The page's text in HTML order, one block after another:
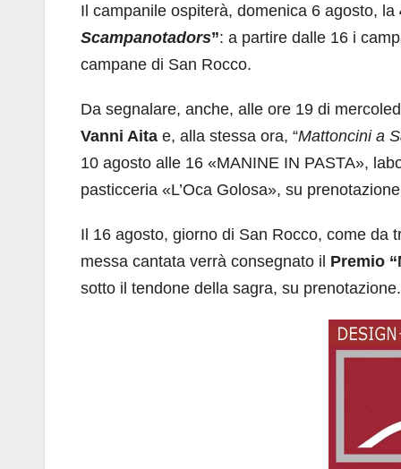
Il campanile ospiterà, domenica 6 agosto, la
Scampanotadors”: a partire dalle 16 i
campane di San Rocco.
Da segnalare, anche, alle ore 19 di
Vanni Aita e, alla stessa ora, “Mattoncini a
10 agosto alle 16 «MANINE IN PASTA»,
pasticceria «L’Oca Golosa», su
Il 16 agosto, giorno di San Rocco, come da
messa cantata verrà consegnato il Premio
sotto il tendone della sagra, su prenotazione.